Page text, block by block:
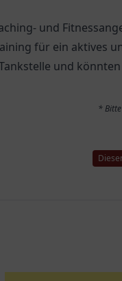
und
für ein aktives
und
*